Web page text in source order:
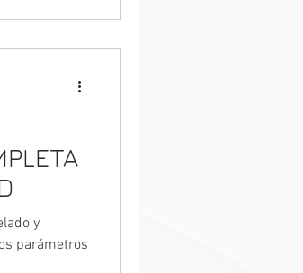
y
parámetros